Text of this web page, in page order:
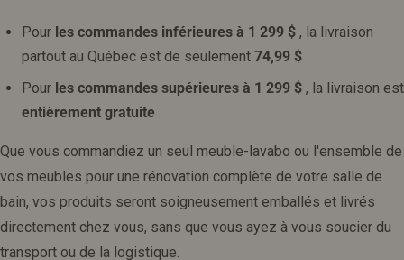
Pour les commandes inférieures à 1 299 $ , la livraison
partout au Québec est de seulement 74,99 $
Pour les commandes supérieures à 1 299 $ , la livraison est
entièrement gratuite
Que vous commandiez un seul meuble-lavabo ou l'ensemble de
vos meubles pour une rénovation complète de votre salle de
bain, vos produits seront soigneusement emballés et livrés
directement chez vous, sans que vous ayez à vous soucier du
transport ou de la logistique.